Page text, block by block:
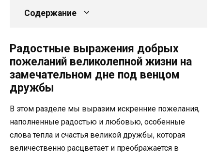
Содержание
Радостные выражения добрых
пожеланий великолепной жизни на
замечательном дне под венцом
дружбы
В этом разделе мы выразим искренние пожелания,
наполненные радостью и любовью, особенные
слова тепла и счастья великой дружбы, которая
величественно расцветает и преображается в